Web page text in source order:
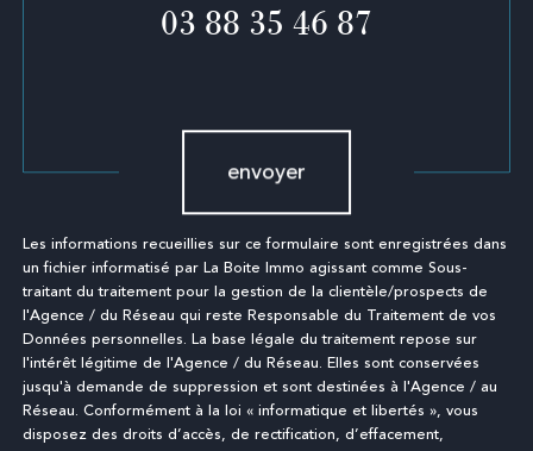
03 88 35 46 87
envoyer
Les informations recueillies sur ce formulaire sont enregistrées dans
un fichier informatisé par La Boite Immo agissant comme Sous-
traitant du traitement pour la gestion de la clientèle/prospects de
l'Agence / du Réseau qui reste Responsable du Traitement de vos
Données personnelles. La base légale du traitement repose sur
l'intérêt légitime de l'Agence / du Réseau. Elles sont conservées
jusqu'à demande de suppression et sont destinées à l'Agence / au
Réseau. Conformément à la loi « informatique et libertés », vous
disposez des droits d’accès, de rectification, d’effacement,